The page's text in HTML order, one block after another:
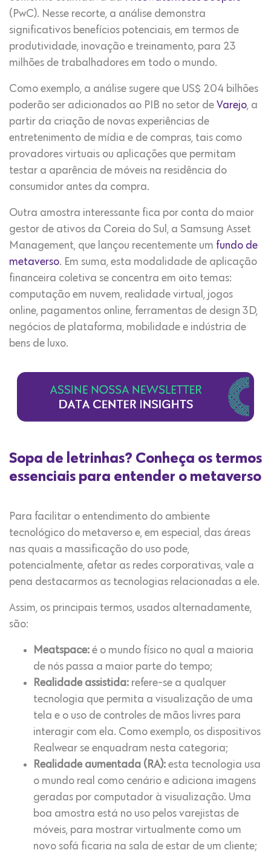
(PwC). Nesse recorte, a análise demonstra
significativos benefícios potenciais, em termos de
produtividade, inovação e treinamento, para 23
milhões de trabalhadores em todo o mundo.
Como exemplo, a análise sugere que US$ 204 bilhões
poderão ser adicionados ao PIB no setor de Varejo, a
partir da criação de novas experiências de
entretenimento de mídia e de compras, tais como
provadores virtuais ou aplicações que permitam
testar a aparência de móveis na residência do
consumidor antes da compra.
Outra amostra interessante fica por conta do maior
gestor de ativos da Coreia do Sul, a Samsung Asset
Management, que lançou recentemente um fundo de
metaverso. Em suma, esta modalidade de aplicação
financeira coletiva se concentra em oito temas:
computação em nuvem, realidade virtual, jogos
online, pagamentos online, ferramentas de design 3D,
negócios de plataforma, mobilidade e indústria de
bens de luxo.
Sopa de letrinhas? Conheça os termos
essenciais para entender o metaverso
Para facilitar o entendimento do ambiente
tecnológico do metaverso e, em especial, das áreas
nas quais a massificação do uso pode,
potencialmente, afetar as redes corporativas, vale a
pena destacarmos as tecnologias relacionadas a ele.
Assim, os principais termos, usados ​​alternadamente,
são:
Meatspace: é o mundo físico no qual a maioria
de nós passa a maior parte do tempo;
Realidade assistida: refere-se a qualquer
tecnologia que permita a visualização de uma
tela e o uso de controles de mãos livres para
interagir com ela. Como exemplo, os dispositivos
Realwear se enquadram nesta categoria;
Realidade aumentada (RA): esta tecnologia usa
o mundo real como cenário e adiciona imagens
geradas por computador à visualização. Uma
boa amostra está no uso pelos varejistas de
móveis, para mostrar virtualmente como um
novo sofá ficaria na sala de estar de um cliente;